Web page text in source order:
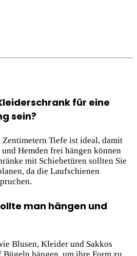
für eine
sein?
Tiefe ist ideal, damit
Hemden frei hängen können
mit Schiebetüren sollten Sie
da die Laufschienen
man hängen und
Blusen, Kleider und Sakkos